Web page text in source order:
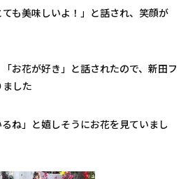
ても美味しいよ！」と話され、笑顔が
お花が好き」と話されたので、新田フ
した
るね」と嬉しそうにお花を見ていまし